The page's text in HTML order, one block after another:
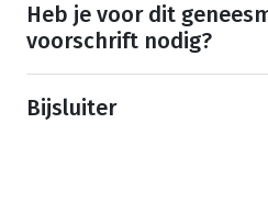
Heb je voor dit
voorschrift nodig?
Bijsluiter